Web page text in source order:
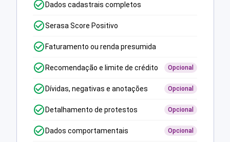
Dados cadastrais completos
Serasa Score Positivo
Faturamento ou renda presumida
Recomendação e limite de crédito Opcional
Dívidas, negativas e anotações Opcional
Detalhamento de protestos Opcional
Dados comportamentais Opcional